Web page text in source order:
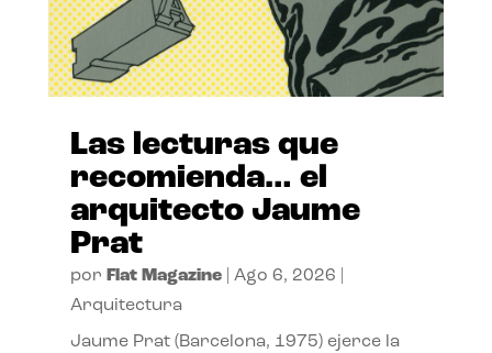
Las lecturas que
recomienda… el
arquitecto Jaume
Prat
por Flat Magazine| Ago 6, 2026
Arquitectura
Jaume Prat (Barcelona, 1975) ejerce la